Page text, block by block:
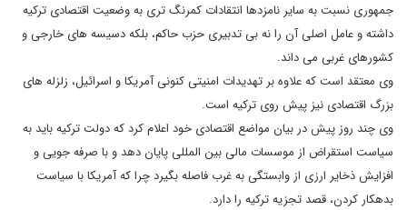
جمهوری نسبت به سایر نامزدها انتقادات کمرنگ تری به وضعیت اقتصادی ترکیه
داشته و عامل اصلی آن را نه بی تدبیری حزب حاکم، بلکه دسیسه های خارجی و
کشورهای غربی می داند.
وی معتقد است که علاوه بر تهدیدات امنیتی کنونی آمریکا و اسرائیل، زلزله های
بزرگ اقتصادی نیز پیش روی ترکیه است.
وی چند روز پیش در بیان مواضع اقتصادی خود اعلام کرد که دولت ترکیه باید به
سیاست استقراض از موسسات مالی بین المللی پایان دهد و با صرفه جویی و
افزایش ذخایر ارزی از وابستگی به غرب فاصله بگیرد چرا که آمریکا با سیاست
بدهکار کردن، قصد تجزیه ترکیه را دارد.